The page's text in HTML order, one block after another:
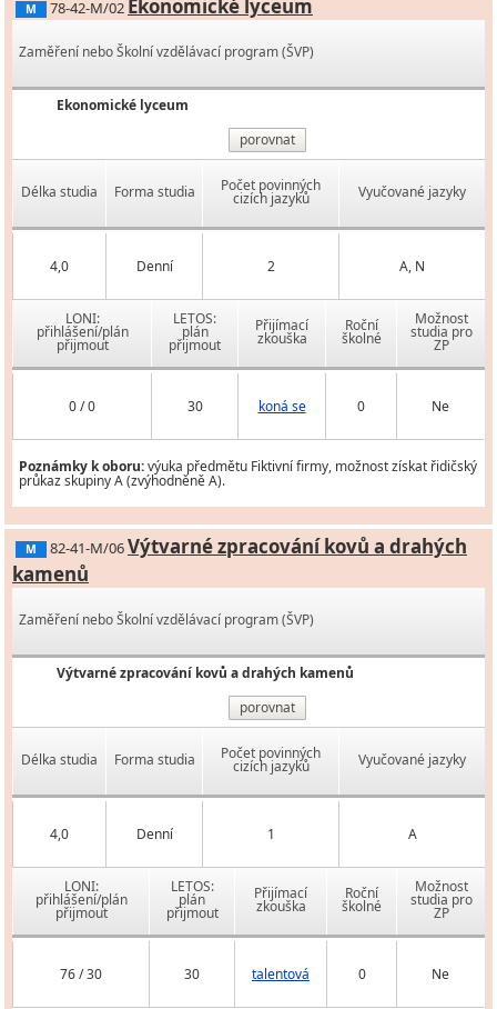
M 78-42-M/02 Ekonomické lyceum
Zaměření nebo Školní vzdělávací program (ŠVP)
Ekonomické lyceum
porovnat
Délka studia Forma studia Počet povinných
cizích jazyků Vyučované jazyky
4,0 Denní 2 A, N
LONI:
přihlášení/plán
přijmout
LETOS:
plán
přijmout
Přijímací
zkouška
Roční
školné
Možnost
studia pro
ZP
0 / 0 30 koná se 0 Ne
Poznámky k oboru:výuka předmětu Fiktivní firmy, možnost získat řidičský
průkaz skupiny A (zvýhodněně A).
M 82-41-M/06Výtvarné zpracování kovů a drahých
kamenů
Zaměření nebo Školní vzdělávací program (ŠVP)
Výtvarné zpracování kovů a drahých kamenů
porovnat
Délka studia Forma studia Počet povinných
cizích jazyků Vyučované jazyky
4,0 Denní 1 A
LONI:
přihlášení/plán
přijmout
LETOS:
plán
přijmout
Přijímací
zkouška
Roční
školné
Možnost
studia pro
ZP
76 / 30 30 talentová 0 Ne